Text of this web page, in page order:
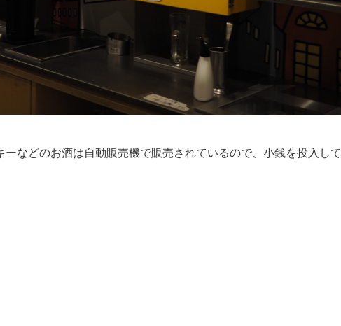
などのお酒は自動販売機で販売されているので、小銭を投入して